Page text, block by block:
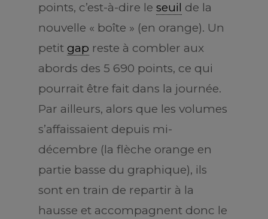
points, c’est-à-dire le seuil de la
nouvelle « boîte » (en orange). Un
petit gap reste à combler aux
abords des 5 690 points, ce qui
pourrait être fait dans la journée.
Par ailleurs, alors que les volumes
s’affaissaient depuis mi-
décembre (la flèche orange en
partie basse du graphique), ils
sont en train de repartir à la
hausse et accompagnent donc le